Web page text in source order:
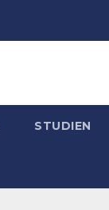
STUDIEN